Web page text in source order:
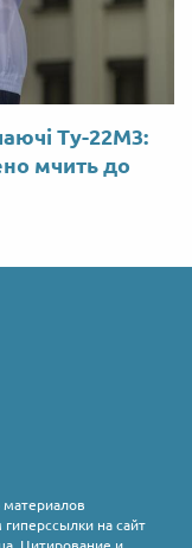
Ту-22М3:
мчить до
материалов
на сайт